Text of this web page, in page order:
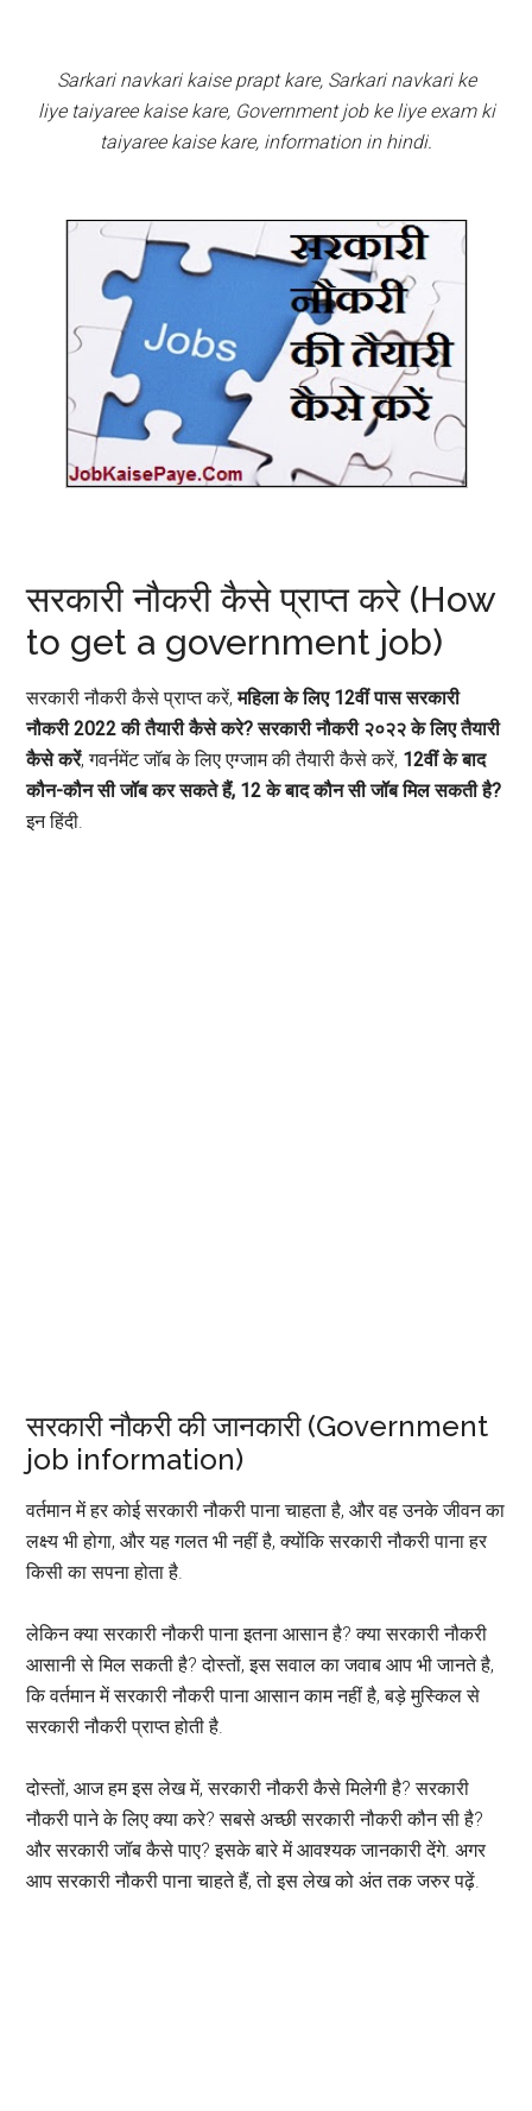
Sarkari navkari kaise prapt kare, Sarkari navkari ke
liye taiyaree kaise kare, Government job ke liye exam ki
taiyaree kaise kare, information in hindi.
सरकारी नौकरी कैसे प्राप्त करे (How
to get a government job)
सरकारी नौकरी कैसे प्राप्त करें,महिला के लिए 12वीं पास सरकारी
नौकरी 2022 की तैयारी कैसे करे? सरकारी नौकरी २०२२ के लिए तैयारी
कैसे करें, गवर्नमेंट जॉब के लिए एग्जाम की तैयारी कैसे करें, 12वीं के बाद
कौन-कौन सी जॉब कर सकते हैं, 12 के बाद कौन सी जॉब मिल सकती है?
इन हिंदी.
सरकारी नौकरी की जानकारी (Government
job information)
वर्तमान में हर कोई सरकारी नौकरी पाना चाहता है, और वह उनके जीवन का
लक्ष्य भी होगा, और यह गलत भी नहीं है, क्योंकि सरकारी नौकरी पाना हर
किसी का सपना होता है.
लेकिन क्या सरकारी नौकरी पाना इतना आसान है? क्या सरकारी नौकरी
आसानी से मिल सकती है? दोस्तों, इस सवाल का जवाब आप भी जानते है,
कि वर्तमान में सरकारी नौकरी पाना आसान काम नहीं है, बड़े मुस्किल से
सरकारी नौकरी प्राप्त होती है.
दोस्तों, आज हम इस लेख में, सरकारी नौकरी कैसे मिलेगी है? सरकारी
नौकरी पाने के लिए क्या करे? सबसे अच्छी सरकारी नौकरी कौन सी है?
और सरकारी जॉब कैसे पाए? इसके बारे में आवश्यक जानकारी देंगे. अगर
आप सरकारी नौकरी पाना चाहते हैं, तो इस लेख को अंत तक जरुर पढ़ें.